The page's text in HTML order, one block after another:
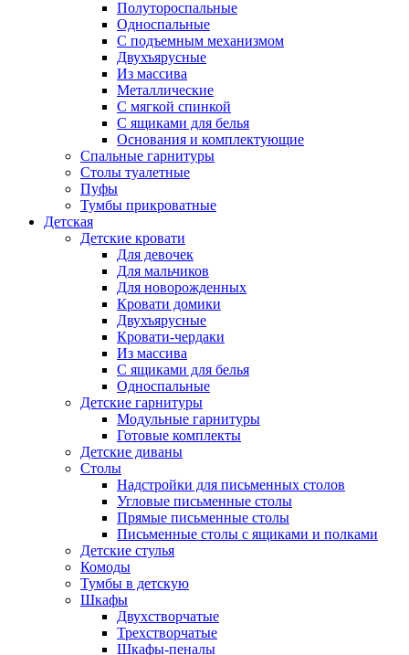
Полутороспальные
Односпальные
С подъемным механизмом
Двухъярусные
Из массива
Металлические
С мягкой спинкой
С ящиками для белья
Основания и комплектующие
Спальные гарнитуры
Столы туалетные
Пуфы
Тумбы прикроватные
Детская
Детские кровати
Для девочек
Для мальчиков
Для новорожденных
Кровати домики
Двухъярусные
Кровати-чердаки
Из массива
С ящиками для белья
Односпальные
Детские гарнитуры
Модульные гарнитуры
Готовые комплекты
Детские диваны
Столы
Надстройки для письменных столов
Угловые письменные столы
Прямые письменные столы
Письменные столы с ящиками и полками
Детские стулья
Комоды
Тумбы в детскую
Шкафы
Двухстворчатые
Трехстворчатые
Шкафы-пеналы